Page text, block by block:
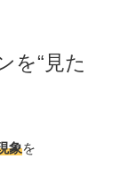
を“見た
象を